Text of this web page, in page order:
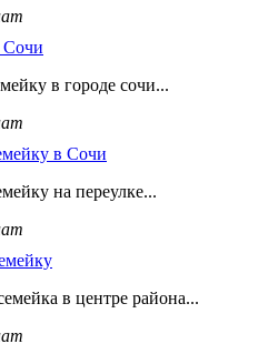
Сочи
в городе сочи...
в Сочи
на переулке...
в центре района...